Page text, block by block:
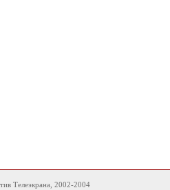
Телеэкрана, 2002-2004